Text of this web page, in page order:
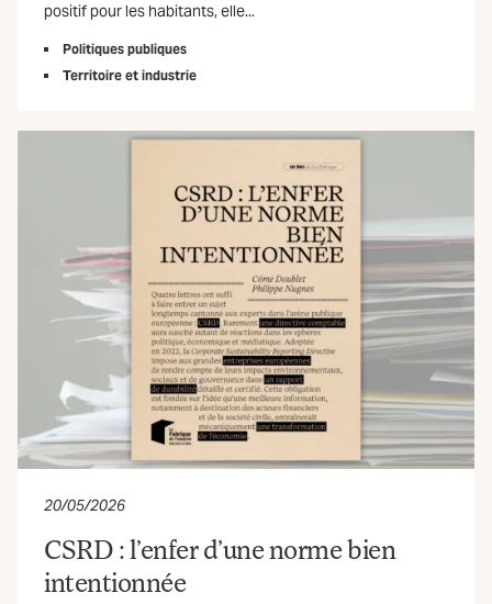
positif pour les habitants, elle...
Politiques publiques
Territoire et industrie
20/05/2026
CSRD : l’enfer d’une norme bien
intentionnée